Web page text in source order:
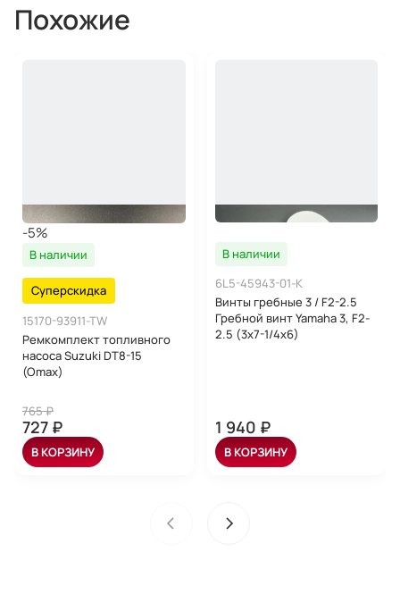
Похожие
-5%
В наличии
Суперскидка
15170-93911-TW
Ремкомплект топливного
насоса Suzuki DT8-15
(Omax)
765 ₽
727 ₽
В КОРЗИНУ
В наличии
6L5-45943-01-K
Винты гребные 3 / F2-2.5
Гребной винт Yamaha 3, F2-
2.5 (3x7-1/4x6)
1 940 ₽
В КОРЗИНУ